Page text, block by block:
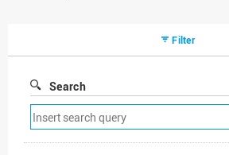
Filter
Search
Remove
search
filter